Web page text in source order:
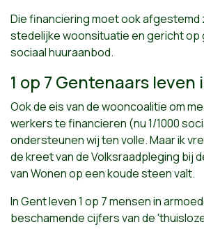
Die financiering moet ookafgestemd
stedelijke woonsituatie en gericht op
sociaal huuraanbod.
1 op 7 Gentenaars leven
Ook de eis van de wooncoalitie om
werkers te financieren (nu 1/1000
ondersteunen wij ten volle. Maar ik
de kreet van de Volksraadpleging bij
van Wonen op een koude steen valt.
In Gent leven 1 op 7 mensen in
beschamende cijfers van de